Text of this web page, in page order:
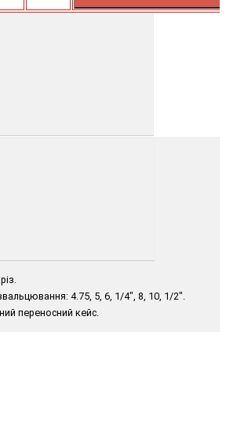
4.75, 5, 6, 1/4", 8, 10, 1/2".
переносний кейс.